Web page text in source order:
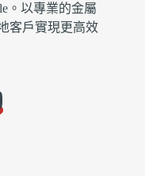
。以專業的金屬
客戶實現更高效